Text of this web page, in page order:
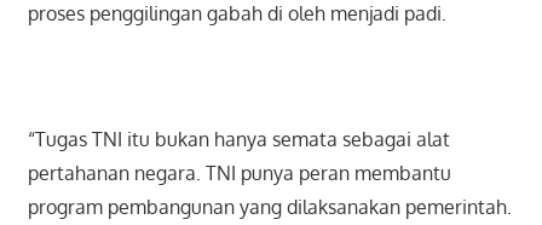
proses penggilingan gabah di oleh menjadi padi.
“Tugas TNI itu bukan hanya semata sebagai alat
pertahanan negara. TNI punya peran membantu
program pembangunan yang dilaksanakan pemerintah.